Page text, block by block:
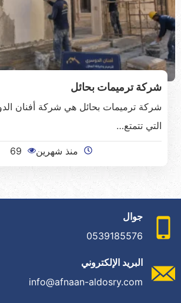
شركة ترميمات بحائل
شركة ترميمات بحائل هي شركة أفنان
التي تتمتع…
منذ شهرين 69
جوال
0539185576
البريد الإلكتروني
info@afnaan-aldosry.com